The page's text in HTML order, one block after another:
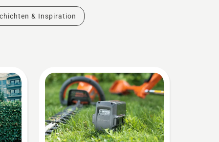
& Inspiration